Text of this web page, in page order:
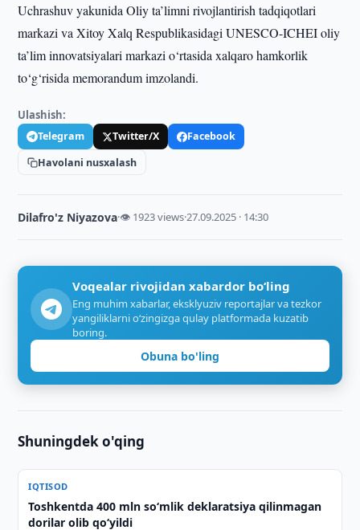
Uchrashuv yakunida Oliy ta’limni rivojlantirish tadqiqotlari
markazi va Xitoy Xalq Respublikasidagi UNESCO-ICHEI oliy
ta’lim innovatsiyalari markazi o‘rtasida xalqaro hamkorlik
to‘g‘risida memorandum imzolandi.
Ulashish:
Telegram Twitter/X
Facebook
Havolani nusxalash
Dilafro'z Niyazova·👁 1923 views·27.09.2025 · 14:30
Voqealar rivojidan xabardor bo‘ling
Eng muhim xabarlar, eksklyuziv reportajlar va tezkor
yangiliklarni o‘zingizga qulay platformada kuzatib
boring.
Obuna bo'ling
Shuningdek o'qing
IQTISOD
Toshkentda 400 mln so‘mlik deklaratsiya qilinmagan
dorilar olib qo‘yildi